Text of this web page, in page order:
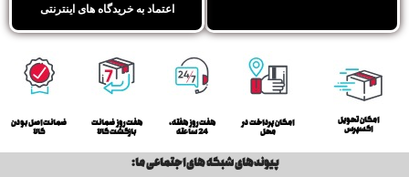
اعتماد به خریدگاه های اینترنتی
امکان تحویل
اکسپرس امکان پرداخت در
محل
هفت روز هفته،
24 ساعته
هفت روز ضمانت
بازگشت کالا
ضمانت اصل بودن
کالا
پیوندهای شبکه های اجتماعی ما: